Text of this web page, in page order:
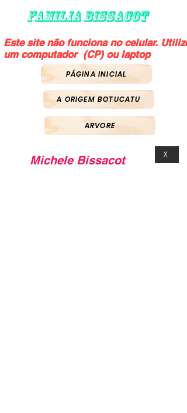
FAMILIA BISSACOT
Este site não funciona no celular. Utilize
um computador (CP) ou laptop
PÁGINA INICIAL
A ORIGEM BOTUCATU
ARVORE
Michele Bissacot X